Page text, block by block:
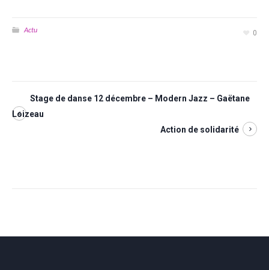
0
Actu
Stage de danse 12 décembre – Modern Jazz – Gaëtane
Loizeau
Action de solidarité